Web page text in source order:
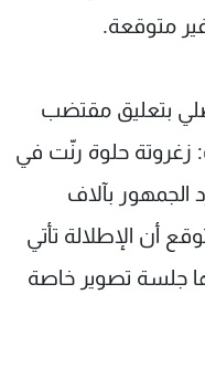
متوقعة.
بتعليق مقتضب
زغروتة حلوة رنّت في
الجمهور بآلاف
أن الإطلالة تأتي
جلسة تصوير خاصة